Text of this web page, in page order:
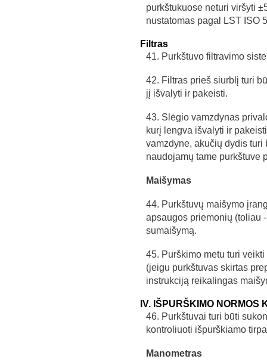
purkštukuose neturi viršyti
nustatomas pagal LST ISO
Filtras
41. Purkštuvo filtravimo
42. Filtras prieš siurblį turi
jį išvalyti ir pakeisti.
43. Slėgio vamzdynas
kurį lengva išvalyti ir
vamzdyne, akučių dydis
naudojamų tame purkštuve
Maišymas
44. Purkštuvų maišymo
apsaugos priemonių (toliau
sumaišymą.
45. Purškimo metu turi
(jeigu purkštuvas skirtas
instrukciją reikalingas
IV. IŠPURŠKIMO NORMOS
46. Purkštuvai turi būti
kontroliuoti išpurškiamo
Manometras